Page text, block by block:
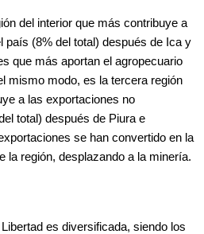
del interior que más contribuye a
país (8% del total) después de Ica y
que más aportan el agropecuario
mismo modo, es la tercera región
a las exportaciones no
total) después de Piura e
se han convertido en la
la región, desplazando a la minería.
es diversificada, siendo los